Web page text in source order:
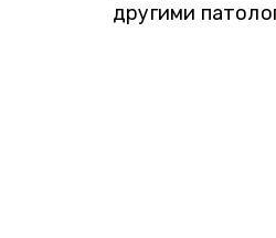
другими